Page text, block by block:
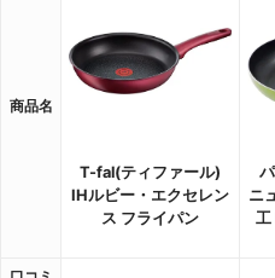
商品名
T-fal(ティファール)
IHルビー・エクセレン
ス フライパン
ニ
工